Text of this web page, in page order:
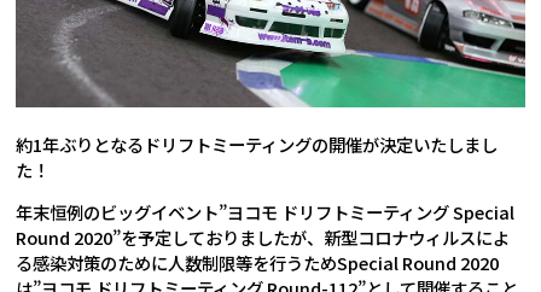
約1年ぶりとなるドリフトミーティングの開催が決定いたしまし
た！
年末恒例のビッグイベント”ヨコモ ドリフトミーティング Special
Round 2020”を予定しておりましたが、新型コロナウィルスによ
る感染対策のために人数制限等を行うためSpecial Round 2020